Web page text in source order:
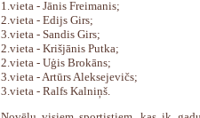
1.vieta - Jānis Freimanis;
2.vieta - Edijs Girs;
3.vieta - Sandis Girs;
2.vieta - Krišjānis Putka;
2.vieta - Uģis Brokāns;
3.vieta - Artūrs Aleksejevičs;
3.vieta - Ralfs Kalniņš.